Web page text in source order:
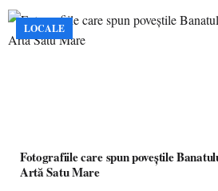
LOCALE
Fotografiile care spun poveștile
Artă Satu Mare